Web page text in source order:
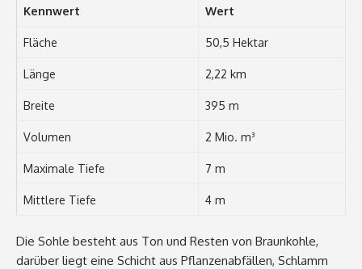
Kennwert Wert
Fläche 50,5 Hektar
Länge 2,22 km
Breite 395 m
Volumen 2 Mio. m³
Maximale Tiefe 7 m
Mittlere Tiefe 4 m
Die Sohle besteht aus Ton und Resten von Braunkohle,
darüber liegt eine Schicht aus Pflanzenabfällen, Schlamm